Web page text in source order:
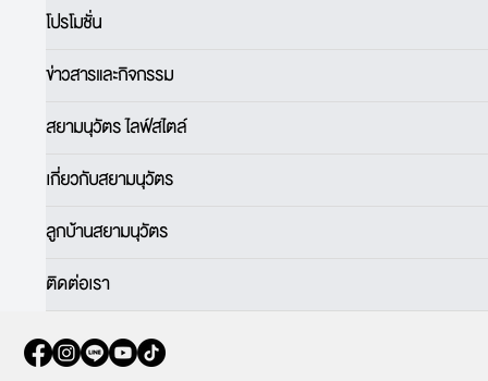
โปรโมชั่น
ข่าวสารและกิจกรรม
สยามนุวัตร ไลฟ์สไตล์
เกี่ยวกับสยามนุวัตร
ลูกบ้านสยามนุวัตร
ติดต่อเรา